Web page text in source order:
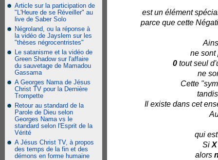
Article sur la participation de
"L'Heure de se Réveiller" au
live de Saber Solo
Négroland, ou la réponse à
la vidéo de Jayslem sur les
"thèses négrocentristes"
Le satanisme et la vidéo de
Green Shadow sur l'affaire
du sauvetage de Mamadou
Gassama
A Georges Nama de Jésus
Christ TV pour la Dernière
Trompette
Retour au standard de la
Parole de Dieu selon
Georges Nama vs le
standard selon l'Esprit de la
Vérité
A Jésus Christ TV, à propos
des temps de la fin et des
démons en forme humaine
est un élément
parce que cette
ne sont
0tout seul
ne
Cette
Il existe dans cet
qui
Si X
alors